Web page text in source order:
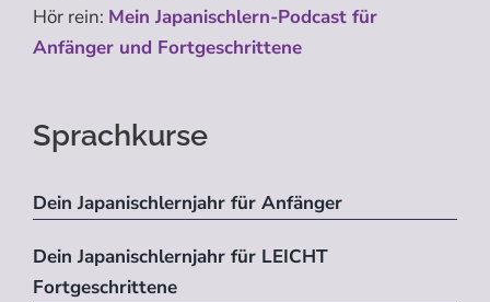
Hör rein: Mein Japanischlern-Podcast für
Anfänger und Fortgeschrittene
Sprachkurse
Dein Japanischlernjahr für Anfänger
Dein Japanischlernjahr für LEICHT
Fortgeschrittene